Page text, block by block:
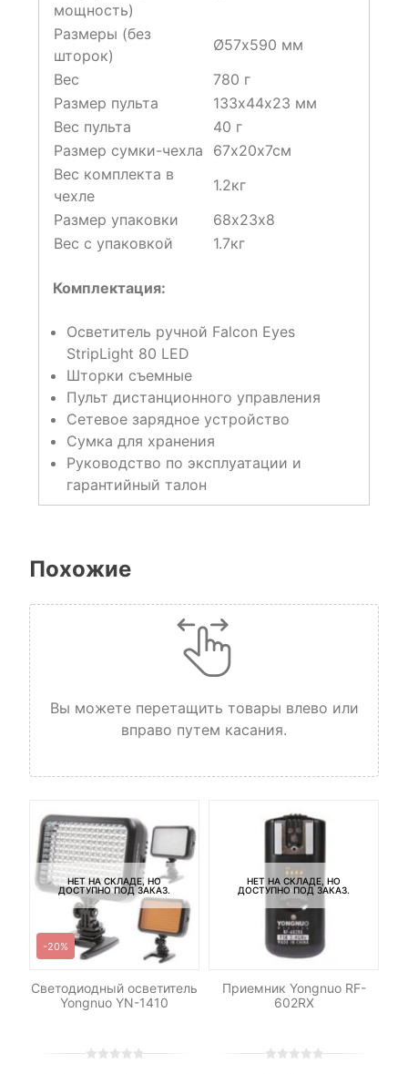
мощность)
Размеры (без
шторок)
Ø57х590 мм
Вес
780 г
Размер пульта
133х44х23 мм
Вес пульта
40 г
Размер сумки-чехла
67х20х7см
Вес комплекта в
чехле
1.2кг
Размер упаковки
68х23х8
Вес с упаковкой
1.7кг
Комплектация:
Осветитель ручной Falcon Eyes
StripLight 80 LED
Шторки съемные
Пульт дистанционного управления
Сетевое зарядное устройство
Сумка для хранения
Руководство по эксплуатации и
гарантийный талон
Похожие
Вы можете перетащить товары влево или
вправо путем касания.
НЕТ НА СКЛАДЕ, НО
ДОСТУПНО ПОД ЗАКАЗ.
-20%
Светодиодный осветитель
Yongnuo YN-1410
НЕТ НА СКЛАДЕ, НО
ДОСТУПНО ПОД ЗАКАЗ.
Приемник Yongnuo RF-
602RX